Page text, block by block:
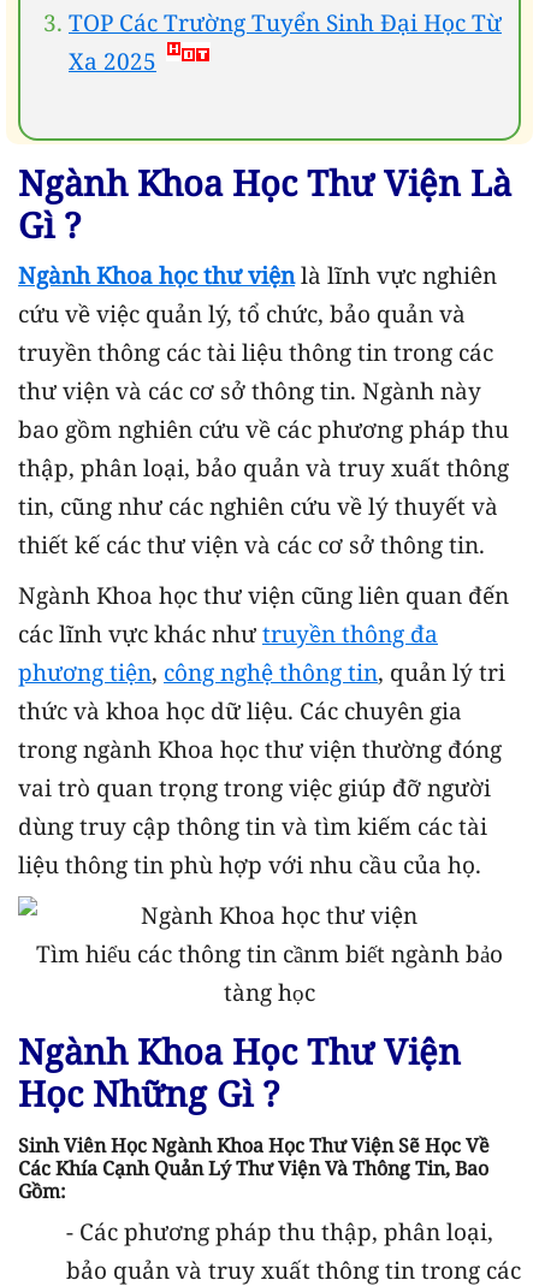
TOP Các Trường Tuyển Sinh Đại Học Từ
Xa 2025
Ngành Khoa Học Thư Viện Là
Gì ?
Ngành Khoa học thư việnlà lĩnh vực nghiên
cứu về việc quản lý, tổ chức, bảo quản và
truyền thông các tài liệu thông tin trong các
thư viện và các cơ sở thông tin. Ngành này
bao gồm nghiên cứu về các phương pháp thu
thập, phân loại, bảo quản và truy xuất thông
tin, cũng như các nghiên cứu về lý thuyết và
thiết kế các thư viện và các cơ sở thông tin.
Ngành Khoa học thư viện cũng liên quan đến
các lĩnh vực khác như truyền thông đa
phương tiện, công nghệ thông tin, quản lý tri
thức và khoa học dữ liệu. Các chuyên gia
trong ngành Khoa học thư viện thường đóng
vai trò quan trọng trong việc giúp đỡ người
dùng truy cập thông tin và tìm kiếm các tài
liệu thông tin phù hợp với nhu cầu của họ.
Tìm hiểu các thông tin cầnm biết ngành bảo
tàng học
Ngành Khoa Học Thư Viện
Học Những Gì ?
Sinh Viên Học Ngành Khoa Học Thư Viện Sẽ Học Về
Các Khía Cạnh Quản Lý Thư Viện Và Thông Tin, Bao
Gồm:
- Các phương pháp thu thập, phân loại,
bảo quản và truy xuất thông tin trong các